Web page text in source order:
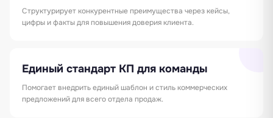
Структурирует конкурентные преимущества через кейсы,
цифры и факты для повышения доверия клиента.
Единый стандарт КП для команды
Помогает внедрить единый шаблон и стиль коммерческих
предложений для всего отдела продаж.